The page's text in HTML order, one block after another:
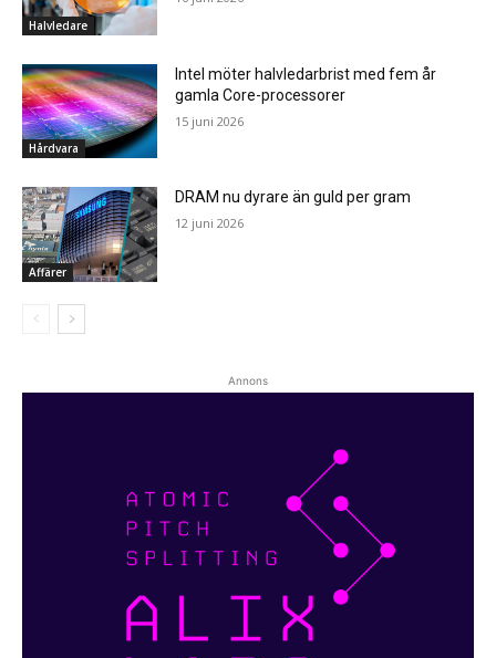
Halvledare
Hårdvara
Intel möter halvledarbrist med fem år
gamla Core-processorer
15 juni 2026
Affärer
DRAM nu dyrare än guld per gram
12 juni 2026
Annons